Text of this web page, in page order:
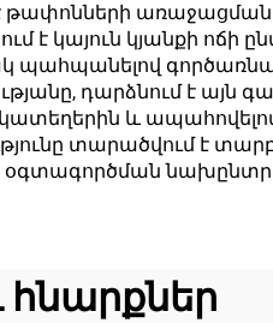
թափոնների
կայուն կյանքի ոճի
պահպանելով
դարձնում է այն
և ապահովելով
տարածվում է
օգտագործման
հնարքներ